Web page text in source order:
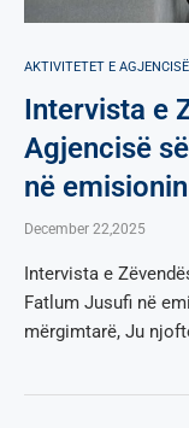
AKTIVITETET E
Intervista e
Agjencisë
në
December 22,2025
Intervista e
Fatlum Jusufi në
mërgimtarë, Ju